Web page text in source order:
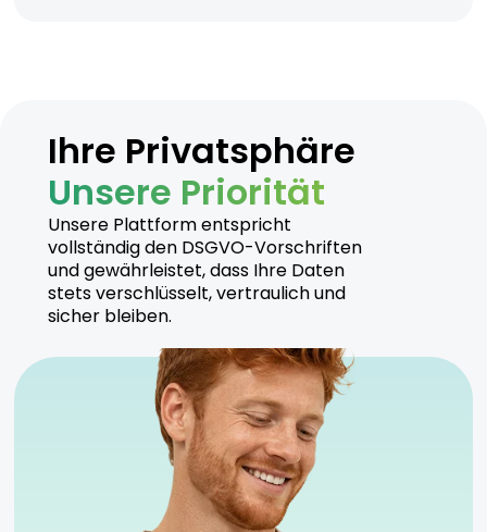
Ihre Privatsphäre
Unsere Priorität
Unsere Plattform entspricht
vollständig den DSGVO-Vorschriften
und gewährleistet, dass Ihre Daten
stets verschlüsselt, vertraulich und
sicher bleiben.